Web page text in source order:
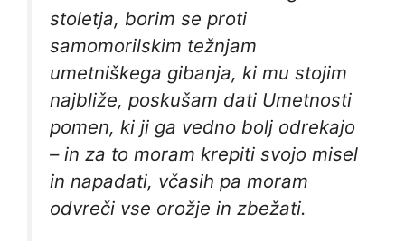
stoletja, borim se proti
samomorilskim težnjam
umetniškega gibanja, ki mu stojim
najbliže, poskušam dati Umetnosti
pomen, ki ji ga vedno bolj odrekajo
– in za to moram krepiti svojo misel
in napadati, včasih pa moram
odvreči vse orožje in zbežati.